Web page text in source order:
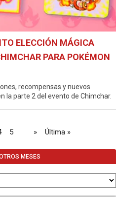
ELECCIÓN MÁGICA
PARA POKÉMON
recompensas y nuevos
la parte 2 del evento de Chimchar.
5 » Última »
MESES